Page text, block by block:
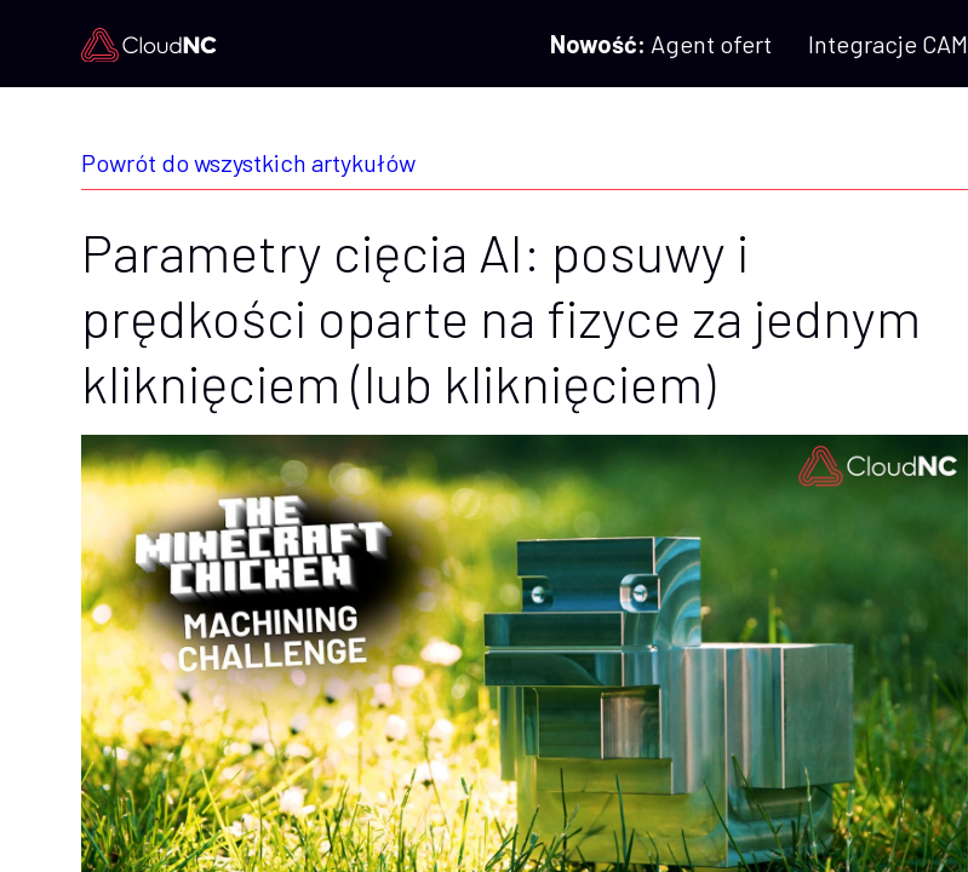
Nowość: Agent ofert Integracje CAM
Powrót do wszystkich artykułów
Parametry cięcia AI: posuwy i
prędkości oparte na fizyce za jednym
kliknięciem (lub kliknięciem)